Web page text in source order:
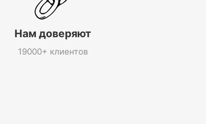
Нам доверяют
19000+ клиентов